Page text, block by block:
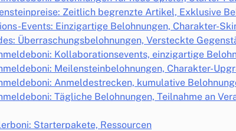
Zeitlich begrenzte Artikel, Exklusive
Events: Einzigartige Belohnungen, Charakter-
Überraschungsbelohnungen, Versteckte
Kollaborationsevents, einzigartige
Meilensteinbelohnungen, Charakter-
Anmeldestrecken, kumulative
Tägliche Belohnungen, Teilnahme an
Starterpakete, Ressourcen